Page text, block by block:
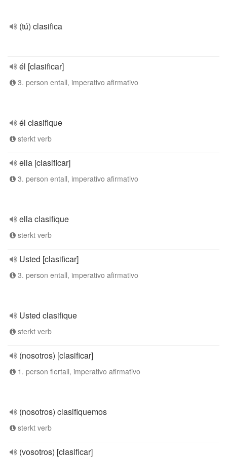
(tú) clasifica
él [clasificar]
3. person entall, imperativo afirmativo
él clasifique
sterkt verb
ella [clasificar]
3. person entall, imperativo afirmativo
ella clasifique
sterkt verb
Usted [clasificar]
3. person entall, imperativo afirmativo
Usted clasifique
sterkt verb
(nosotros) [clasificar]
1. person flertall, imperativo afirmativo
(nosotros) clasifiquemos
sterkt verb
(vosotros) [clasificar]